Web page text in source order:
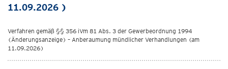
11.09.2026 )
Verfahren gemäß §§ 356 iVm 81 Abs. 3 der Gewerbeordnung 1994
(Änderungsanzeige) – Anberaumung mündlicher Verhandlungen (am
11.09.2026)